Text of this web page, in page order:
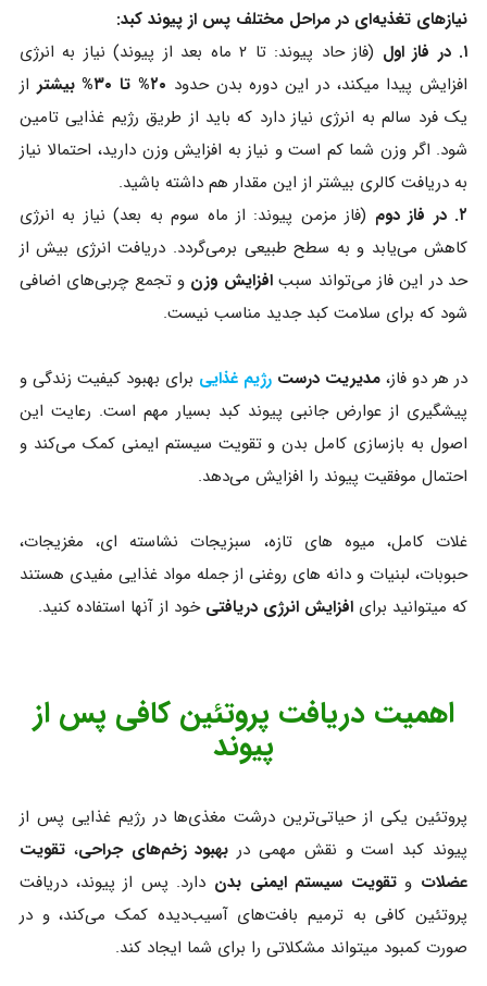
نیازهای تغذیه‌ای در مراحل مختلف پس از پیوند کبد:
۱. در فاز اول
(فاز حاد پیوند: تا ۲ ماه بعد از پیوند) نیاز به انرژی
افزایش پیدا میکند، در این دوره بدن حدود ۲۰% تا ۳۰% بیشتر
از
یک فرد سالم به انرژی نیاز دارد که باید از طریق رژیم غذایی تامین
شود. اگر وزن شما کم است و نیاز به افزایش وزن دارید، احتمالا نیاز
به دریافت کالری بیشتر از این مقدار هم داشته باشید.
۲. در فاز دوم
(فاز مزمن پیوند: از ماه سوم به بعد) نیاز به انرژی
کاهش می‌یابد و به سطح طبیعی برمی‌گردد. دریافت انرژی بیش از
حد در این فاز می‌تواند سببافزایش وزن و تجمع چربی‌های اضافی
شود که برای سلامت کبد جدید مناسب نیست.
در هر دو فاز، مدیریت درست رژیم غذایی برای بهبود کیفیت زندگی و
پیشگیری از عوارض جانبی پیوند کبد بسیار مهم است. رعایت این
اصول به بازسازی کامل بدن و تقویت سیستم ایمنی کمک می‌کند و
احتمال موفقیت پیوند را افزایش می‌دهد.
غلات کامل، میوه های تازه، سبزیجات نشاسته ای، مغزیجات،
حبوبات، لبنیات و دانه های روغنی از جمله مواد غذایی مفیدی هستند
که میتوانید برای افزایش انرژی دریافتی خود از آنها استفاده کنید.
اهمیت دریافت پروتئین کافی پس از
پیوند
پروتئین یکی از حیاتی‌ترین درشت مغذی‌ها در رژیم غذایی پس از
پیوند کبد است و نقش مهمی در بهبود زخم‌های جراحی،تقویت
عضلات وتقویت سیستم ایمنی بدن دارد. پس از پیوند، دریافت
پروتئین کافی به ترمیم بافت‌های آسیب‌دیده کمک می‌کند، و در
صورت کمبود میتواند مشکلاتی را برای شما ایجاد کند.